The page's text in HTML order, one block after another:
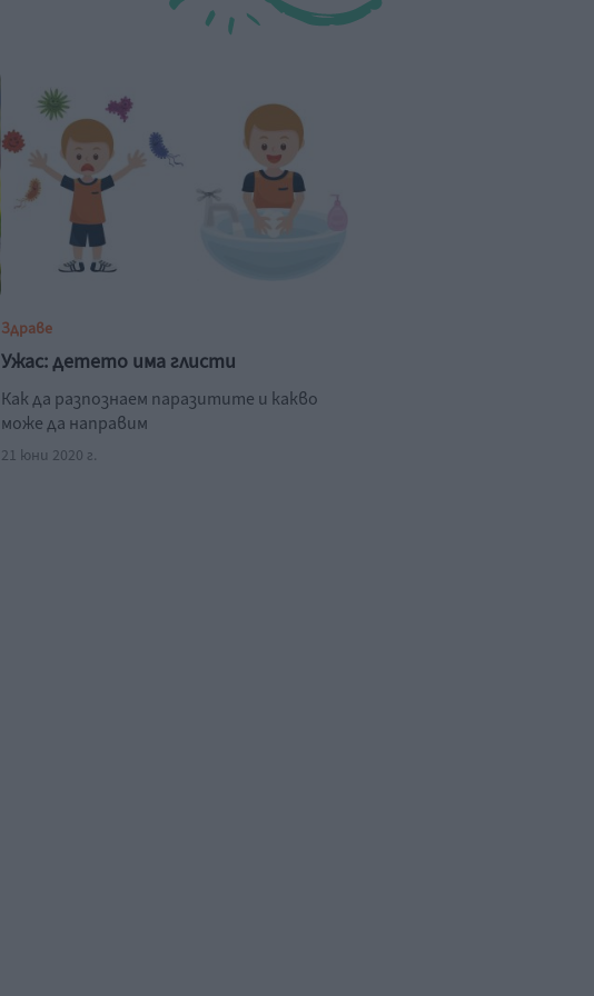
Здраве
Ужас: детето има глисти
Как да разпознаем паразитите и какво
може да направим
21 юни 2020 г.